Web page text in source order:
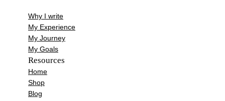
Why I write
My Experience
My Journey
My Goals
Resources
Home
Shop
Blog